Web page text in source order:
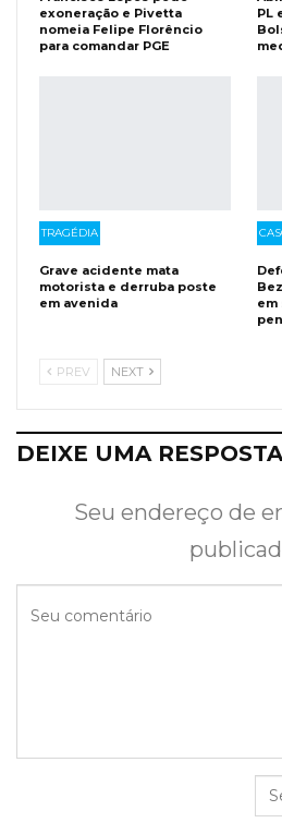
exoneração e Pivetta
nomeia Felipe Florêncio
para comandar PGE
PL
TRAGÉDIA
Grave acidente mata
motorista e derruba poste
em avenida
em
PREV NEXT
DEIXE UMA RESPOSTA
Seu endereço de